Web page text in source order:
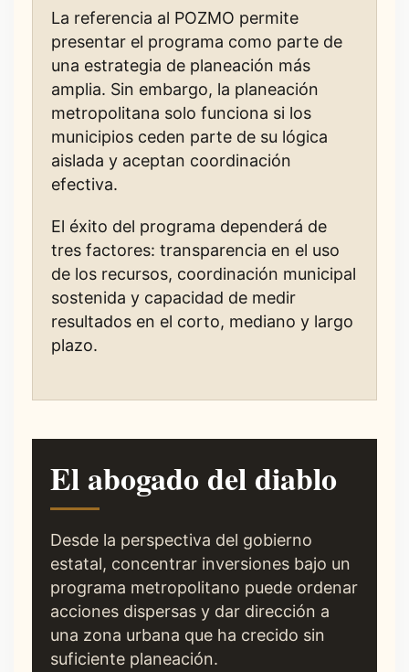
La referencia al POZMO permite
presentar el programa como parte de
una estrategia de planeación más
amplia. Sin embargo, la planeación
metropolitana solo funciona si los
municipios ceden parte de su lógica
aislada y aceptan coordinación
efectiva.
El éxito del programa dependerá de
tres factores: transparencia en el uso
de los recursos, coordinación municipal
sostenida y capacidad de medir
resultados en el corto, mediano y largo
plazo.
El abogado del diablo
Desde la perspectiva del gobierno
estatal, concentrar inversiones bajo un
programa metropolitano puede ordenar
acciones dispersas y dar dirección a
una zona urbana que ha crecido sin
suficiente planeación.